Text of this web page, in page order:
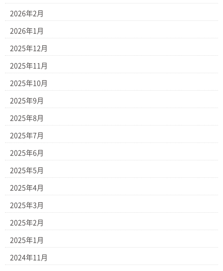
2026年2月
2026年1月
2025年12月
2025年11月
2025年10月
2025年9月
2025年8月
2025年7月
2025年6月
2025年5月
2025年4月
2025年3月
2025年2月
2025年1月
2024年11月